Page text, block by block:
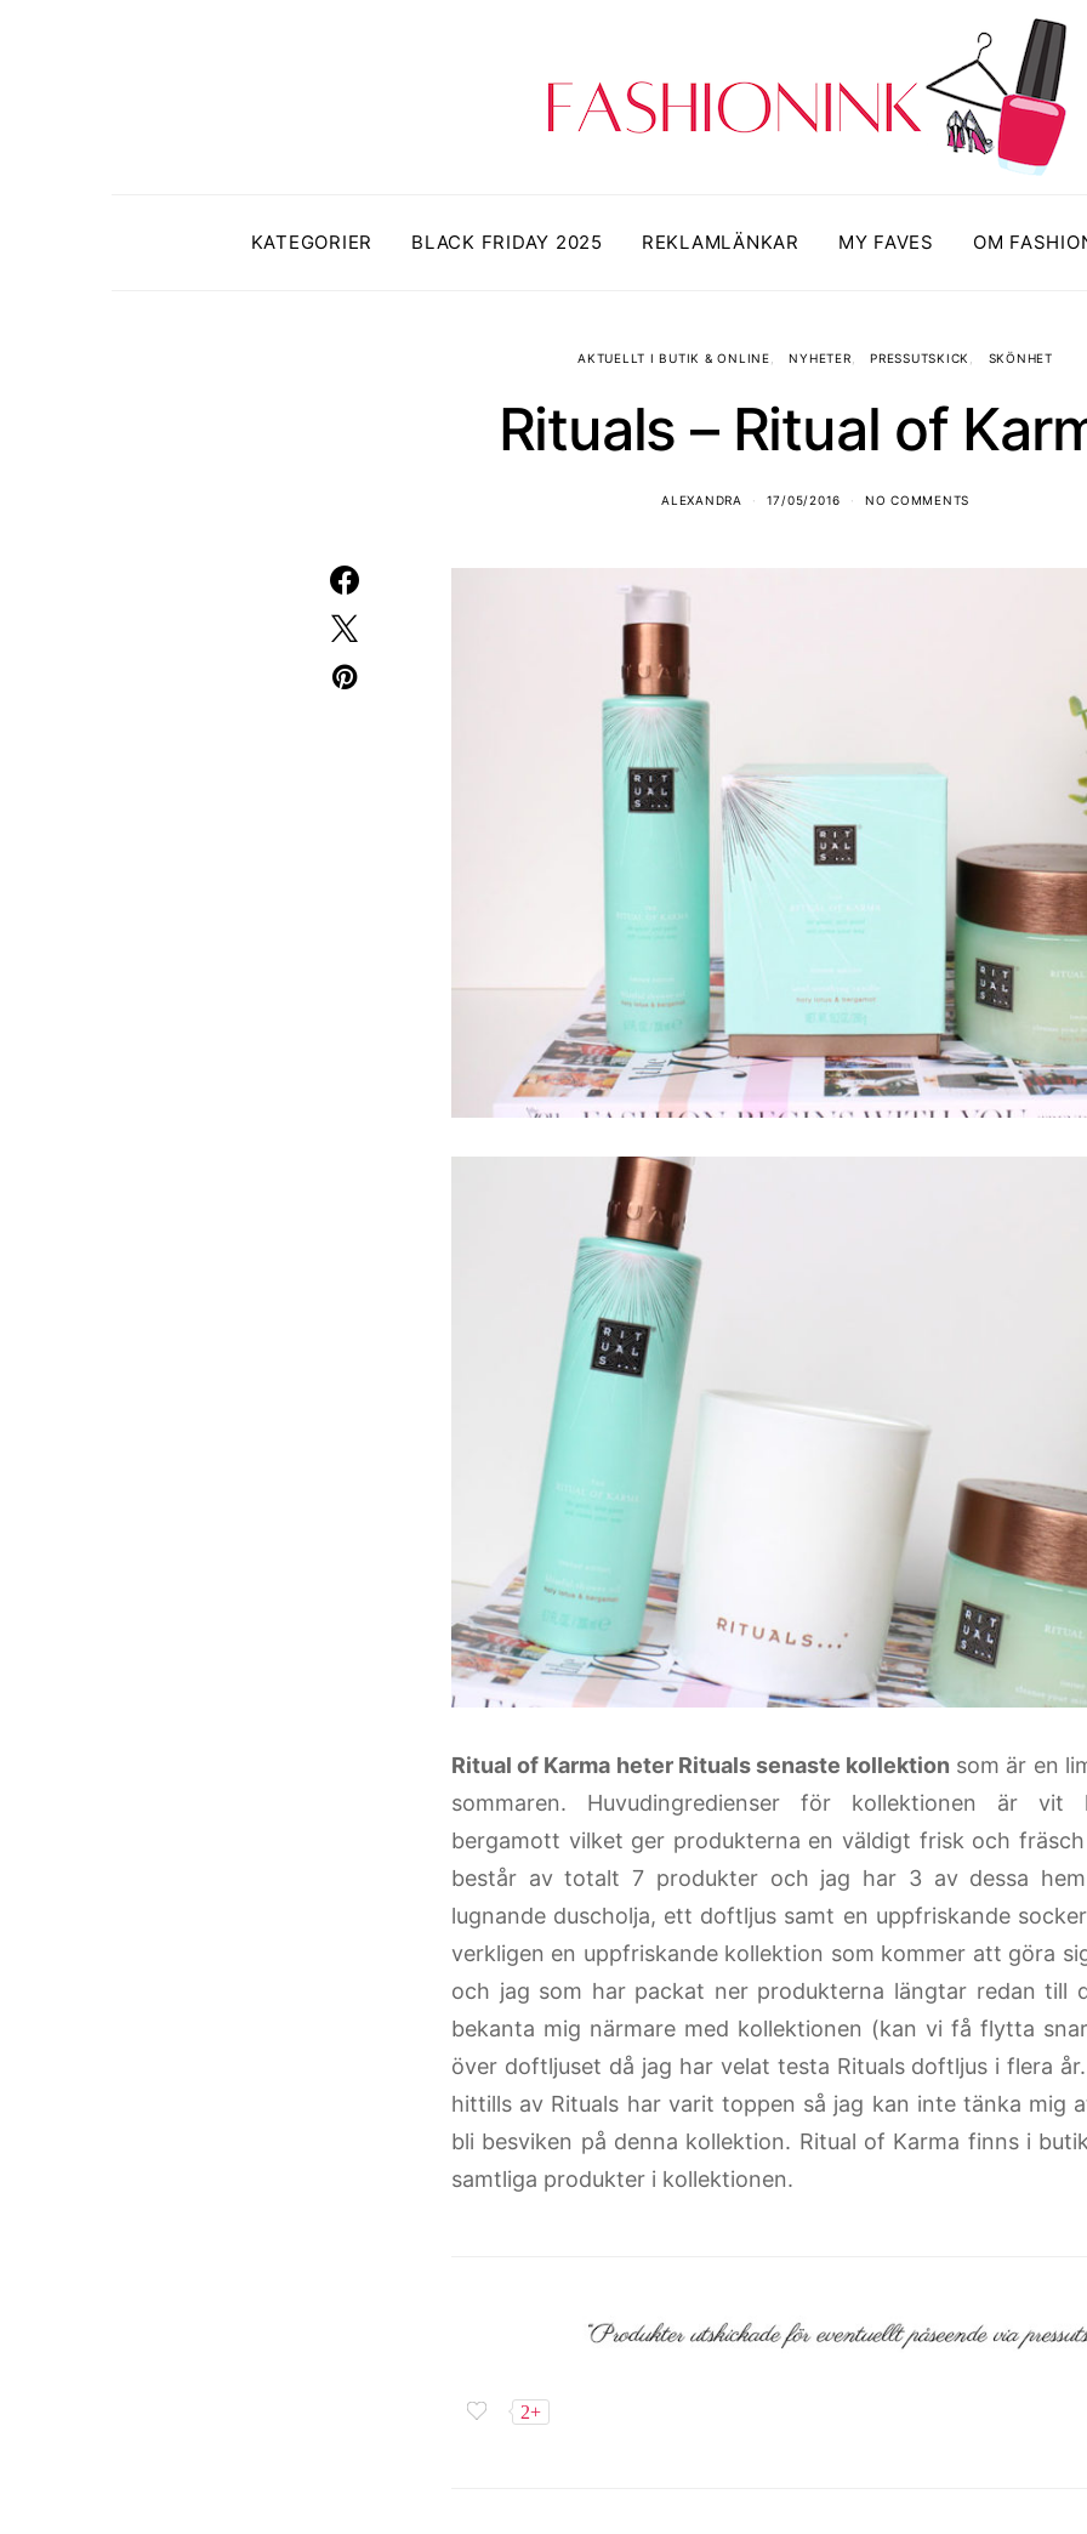
KATEGORIER BLACK FRIDAY 2025 REKLAMLÄNKAR MY FAVES OM
AKTUELLT I BUTIK & ONLINE NYHETER PRESSUTSKICK SKÖNHET
Rituals – Ritual of
ALEXANDRA 17/05/2016 NO COMMENTS
Ritual of Karma heter Rituals senaste kollektion som är en
sommaren. Huvudingredienser för kollektionen är vit
bergamott vilket ger produkterna en väldigt frisk och
består av totalt 7 produkter och jag har 3 av dessa
lugnande duscholja, ett doftljus samt en uppfriskande
verkligen en uppfriskande kollektion som kommer att göra
och jag som har packat ner produkterna längtar redan till
bekanta mig närmare med kollektionen (kan vi få flytta
över doftljuset då jag har velat testa Rituals doftljus i flera
hittills av Rituals har varit toppen så jag kan inte tänka mig
bli besviken på denna kollektion. Ritual of Karma finns i
samtliga produkter i kollektionen.
2+